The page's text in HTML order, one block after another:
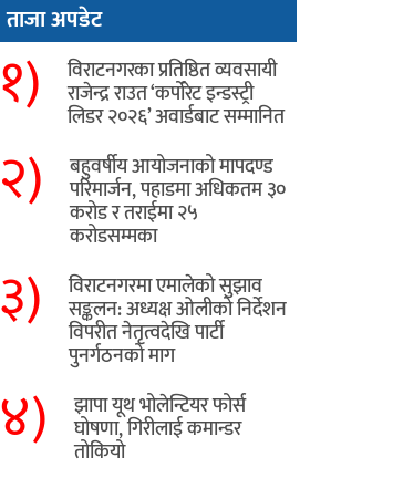
ताजा अपडेट
१) विराटनगरका प्रतिष्ठित व्यवसायी
राजेन्द्र राउत ‘कर्पोरेट इन्डस्ट्री
लिडर २०२६’ अवार्डबाट सम्मानित
२) बहुवर्षीय आयोजनाको मापदण्ड
परिमार्जन, पहाडमा अधिकतम ३०
करोड र तराईमा २५
करोडसम्मका
३) विराटनगरमा एमालेको सुझाव
सङ्कलन: अध्यक्ष ओलीको निर्देशन
विपरीत नेतृत्वदेखि पार्टी
पुनर्गठनको माग
४) झापा यूथ भोलेन्टियर फोर्स
घोषणा, गिरीलाई कमान्डर
तोकियो